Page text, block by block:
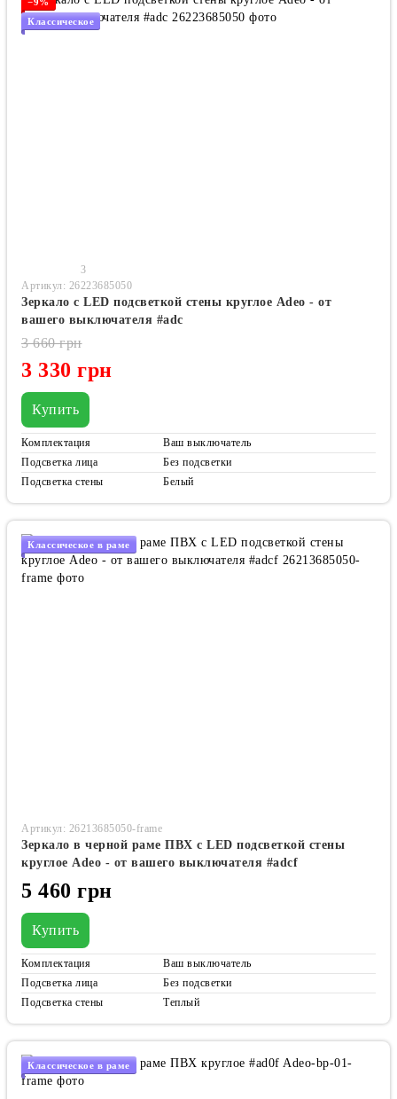
Классическое
3
Артикул: 26223685050
Зеркало с LED подсветкой стены круглое Adeo - от
вашего выключателя #adc
3 330 грн
3 660 грн
Купить
Комплектация
Ваш выключатель
Подсветка лица
Без подсветки
Подсветка стены
Белый
Классическое в раме
Артикул: 26213685050-frame
Зеркало в черной раме ПВХ с LED подсветкой стены
круглое Adeo - от вашего выключателя #adcf
5 460 грн
Купить
Комплектация
Ваш выключатель
Подсветка лица
Без подсветки
Подсветка стены
Теплый
Классическое в раме